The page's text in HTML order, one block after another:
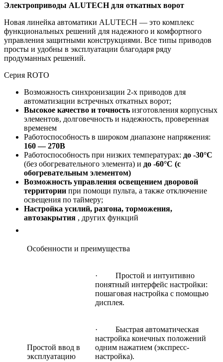
Электроприводы ALUTECH для откатных ворот
Новая линейка автоматики ALUTECH — это комплекс
функциональных решений для надежного и комфортного
управления защитными конструкциями. Все типы приводов
просты и удобны в эксплуатации благодаря ряду
продуманных решений.
Серия ROTO
Возможность синхронизации 2-х приводов для
автоматизации встречных откатных ворот;
Высокое качество и точность изготовления корпусных
элементов, долговечность и надежность, проверенная
временем
Работоспособность в широком диапазоне напряжения:
160 — 270В
Работоспособность при низких температурах: до -30°С
(без обогревательного элемента) и до -60°С (с
обогревательным элементом)
Возможность управления освещением дворовой
территории при помощи пульта, а также отключение
освещения по таймеру;
Настройка усилий, разгона, торможения,
автозакрытия , других функций
Особенности и преимущества
Простой ввод в
эксплуатацию
· Простой и интуитивно
понятный интерфейс настройки:
пошаговая настройка с помощью
дисплея.
· Быстрая автоматическая
настройка конечных положений
одним нажатием (экспресс-
настройка).